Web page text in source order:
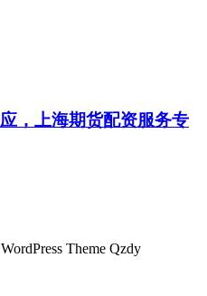
，上海期货配资服务专
Theme Qzdy